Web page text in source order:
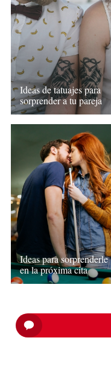
Ideas de tatuajes para
sorprender a tu pareja
Ideas para sorprenderle
en la próxima cita